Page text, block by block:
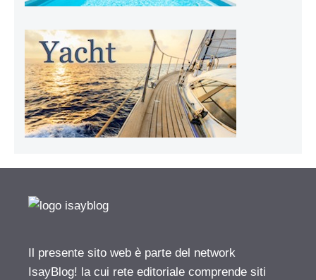
Il presente sito web è parte del network
IsayBlog! la cui rete editoriale comprende siti